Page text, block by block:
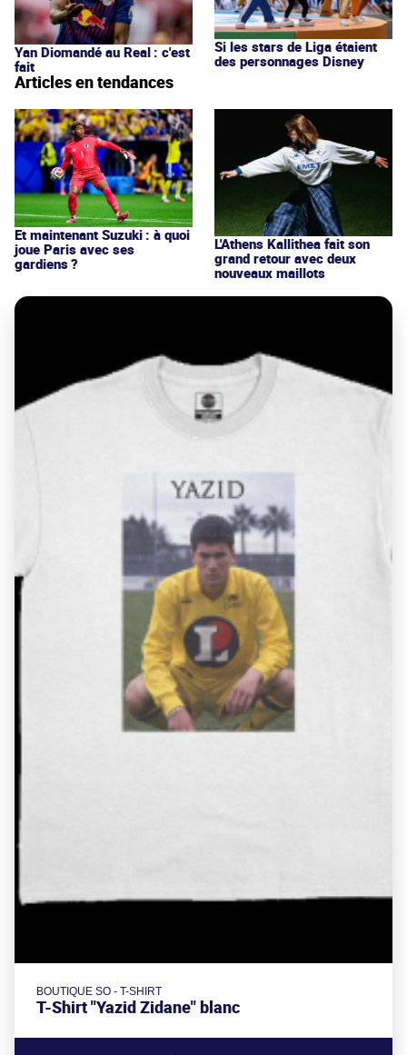
Yan Diomandé au Real : c'est
fait
Si les stars de Liga étaient
des personnages Disney
Articles en tendances
Et maintenant Suzuki : à quoi
joue Paris avec ses
gardiens ?
L'Athens Kallithea fait son
grand retour avec deux
nouveaux maillots
BOUTIQUE SO - T-SHIRT
T-Shirt "Yazid Zidane" blanc